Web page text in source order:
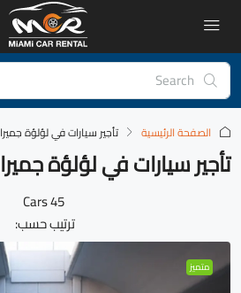
الصفحة الرئيسية تأجير سيارات في لؤلؤة جميرا
تأجير سيارات في لؤلؤة جميرا
45 Cars
ترتيب حسب:
متميز